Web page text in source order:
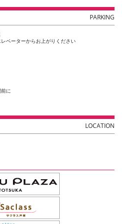
PARKING
ベーターからお上がりください
に
LOCATION